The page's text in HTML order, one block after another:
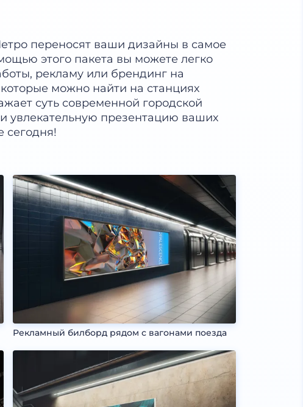
переносят ваши дизайны в самое
этого пакета вы можете легко
рекламу или брендинг на
можно найти на станциях
суть современной городской
увлекательную презентацию ваших
сегодня!
Рекламный билборд рядом с вагонами поезда